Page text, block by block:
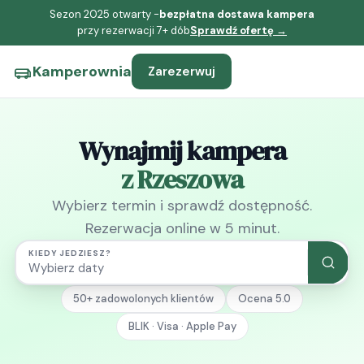
Sezon 2025 otwarty -bezpłatna dostawa kampera
przy rezerwacji 7+ dóbSprawdź ofertę →
Kamperownia Zarezerwuj
Wynajmij kampera
z Rzeszowa
Wybierz termin i sprawdź dostępność.
Rezerwacja online w 5 minut.
KIEDY JEDZIESZ?
Wybierz daty
50+ zadowolonych klientów
Ocena 5.0
BLIK · Visa · Apple Pay